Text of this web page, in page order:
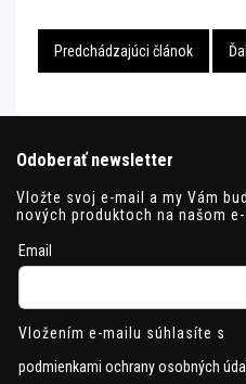
Predchádzajúci článok
Odoberať newsletter
Vložte svoj e-mail a my Vám
nových produktoch na našom e-
Email
Vložením e-mailu súhlasíte s
podmienkami ochrany osobných